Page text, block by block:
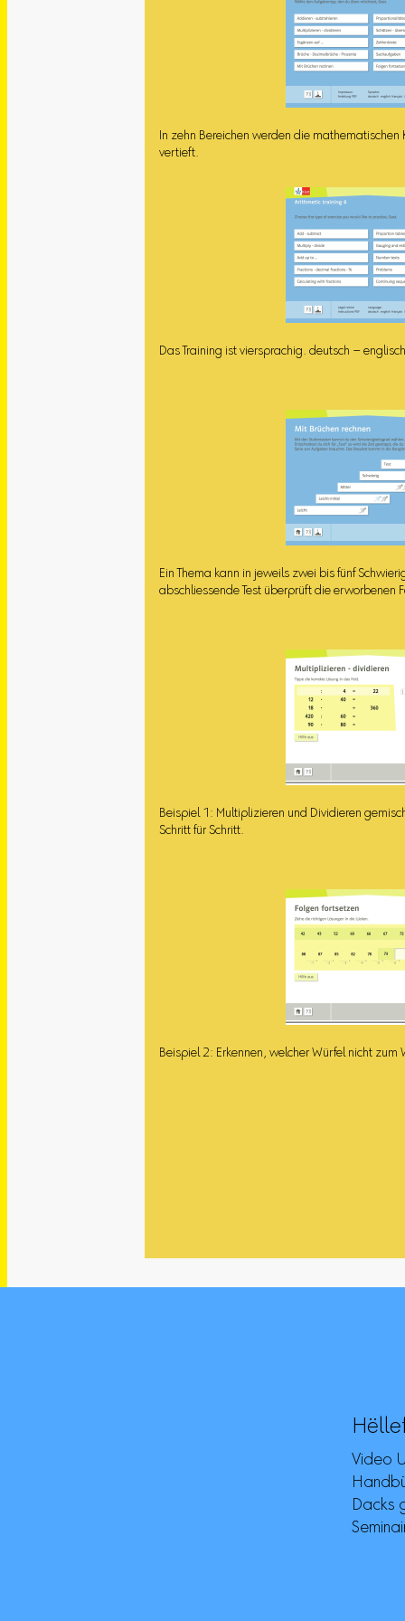
In zehn Bereichen werden die
vertieft.
Das Training ist viersprachig. deutsch –
Ein Thema kann in jeweils zwei bis fünf
abschliessende Test überprüft die erworbenen
Beispiel 1: Multiplizieren und Dividieren
Schritt für Schritt.
Beispiel 2: Erkennen, welcher Würfel nicht zum
Video
Dacks